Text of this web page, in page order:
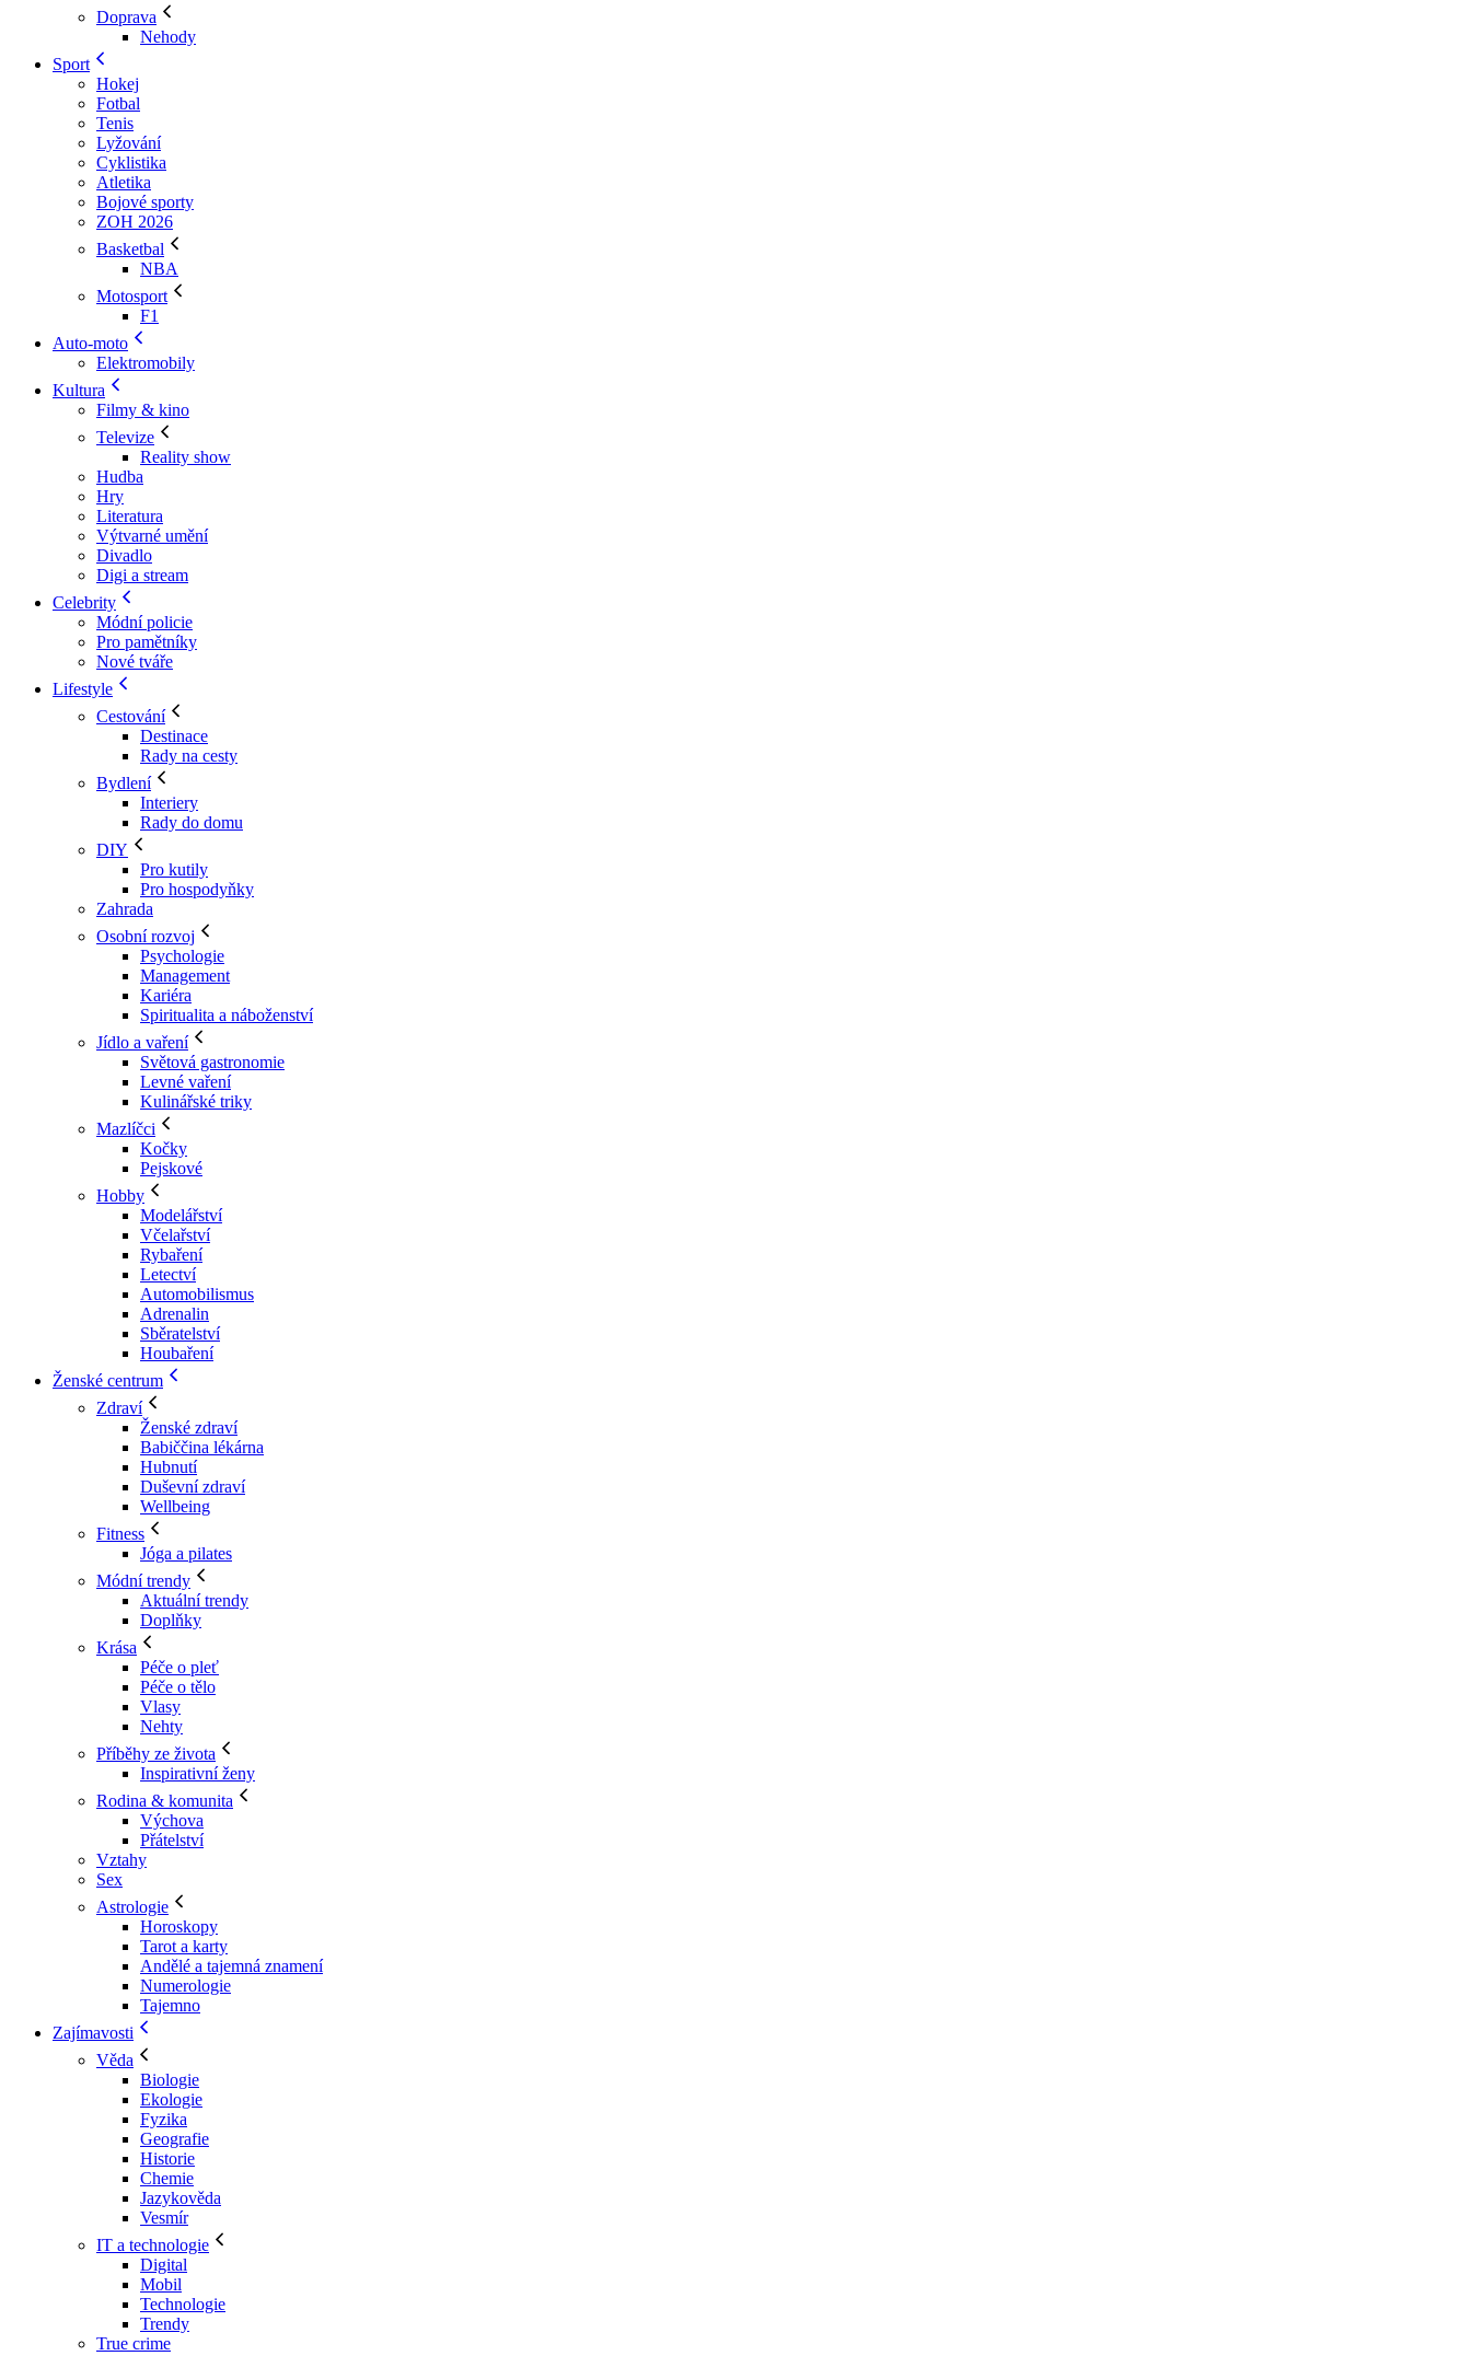
Doprava
Nehody
Sport
Hokej
Fotbal
Tenis
Lyžování
Cyklistika
Atletika
Bojové sporty
ZOH 2026
Basketbal
NBA
Motosport
F1
Auto-moto
Elektromobily
Kultura
Filmy & kino
Televize
Reality show
Hudba
Hry
Literatura
Výtvarné umění
Divadlo
Digi a stream
Celebrity
Módní policie
Pro pamětníky
Nové tváře
Lifestyle
Cestování
Destinace
Rady na cesty
Bydlení
Interiery
Rady do domu
DIY
Pro kutily
Pro hospodyňky
Zahrada
Osobní rozvoj
Psychologie
Management
Kariéra
Spiritualita a náboženství
Jídlo a vaření
Světová gastronomie
Levné vaření
Kulinářské triky
Mazlíčci
Kočky
Pejskové
Hobby
Modelářství
Včelařství
Rybaření
Letectví
Automobilismus
Adrenalin
Sběratelství
Houbaření
Ženské centrum
Zdraví
Ženské zdraví
Babiččina lékárna
Hubnutí
Duševní zdraví
Wellbeing
Fitness
Jóga a pilates
Módní trendy
Aktuální trendy
Doplňky
Krása
Péče o pleť
Péče o tělo
Vlasy
Nehty
Příběhy ze života
Inspirativní ženy
Rodina & komunita
Výchova
Přátelství
Vztahy
Sex
Astrologie
Horoskopy
Tarot a karty
Andělé a tajemná znamení
Numerologie
Tajemno
Zajímavosti
Věda
Biologie
Ekologie
Fyzika
Geografie
Historie
Chemie
Jazykověda
Vesmír
IT a technologie
Digital
Mobil
Technologie
Trendy
True crime